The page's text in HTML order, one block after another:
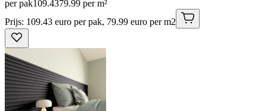
per pak109.4379.99 per m²
Prijs: 109.43 euro per pak, 79.99 euro per m2